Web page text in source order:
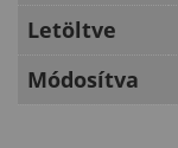
Letöltve
Módosítva